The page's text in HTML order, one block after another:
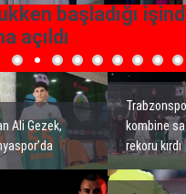
başladığı
açıldı
Ali Gezek,
kombine
rekoru kırdı